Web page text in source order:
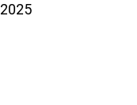
2025